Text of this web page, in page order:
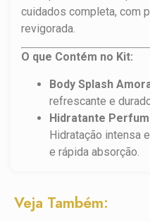
cuidados completa, com
revigorada.
O que Contém no Kit:
Body Splash
refrescante e
Hidratante
Hidratação intensa
e rápida absorção.
Veja Também: